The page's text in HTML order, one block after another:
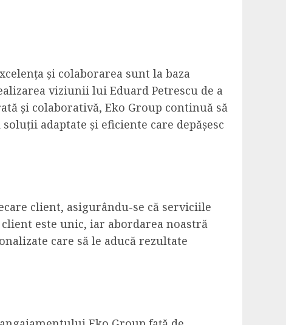
și colaborarea sunt la baza
viziunii lui Eduard Petrescu de a
și colaborativă, Eko Group continuă să
adaptate și eficiente care depășesc
client, asigurându-se că serviciile
este unic, iar abordarea noastră
care să le aducă rezultate